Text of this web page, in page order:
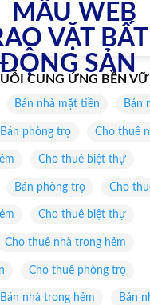
CUNG ỨNG BỀN
Bán nhà mặt tiền Bán
Bán phòng trọ Cho thuê
Cho thuê biệt thự
Bán phòng trọ Cho
Cho thuê biệt thự
Cho thuê nhà trong hẻm
Cho thuê phòng trọ
Bán nhà trong hẻm Bán